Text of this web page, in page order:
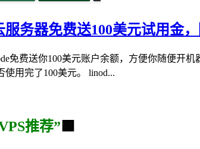
服务器免费送100美元试用金
免费送你100美元账户余额，方便你随便开
用完了100美元。 linod...
推荐” 🟩